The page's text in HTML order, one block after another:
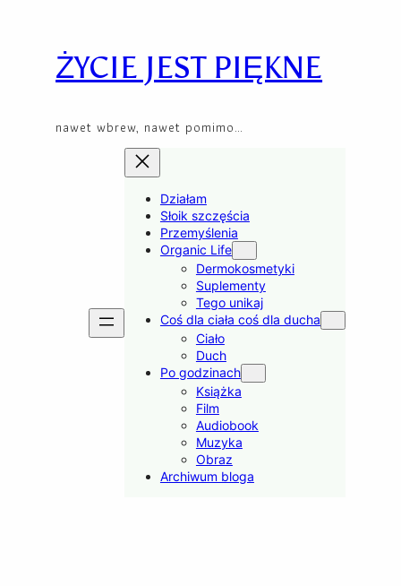
contentŻYCIE JEST PIĘKNE
nawet wbrew, nawet pomimo…
Działam
Słoik szczęścia
Przemyślenia
Organic Life
Dermokosmetyki
Suplementy
Tego unikaj
Coś dla ciała coś dla ducha
Ciało
Duch
Po godzinach
Książka
Film
Audiobook
Muzyka
Obraz
Archiwum bloga